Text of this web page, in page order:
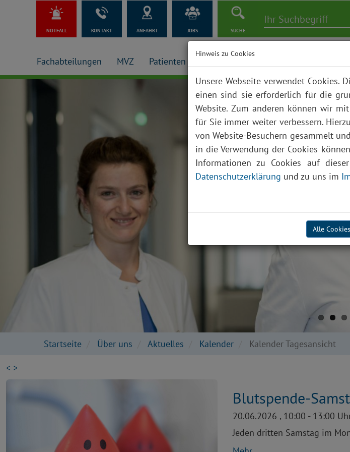
NOTFALL KONTAKT ANFAHRT JOBS SUCHE
Fachabteilungen MVZ Patienten + Besucher
Startseite Über uns Aktuelles Kalender Kalender Tagesansicht
< >
Blutspende-
20.06.2026 , 10:00 - 13:00
Jeden dritten Samstag im
Hinweis zu Cookies
Unsere Webseite verwendet Cookies.
einen sind sie erforderlich für die
Website. Zum anderen können wir
für Sie immer weiter verbessern.
von Website-Besuchern gesammelt
in die Verwendung der Cookies
Informationen zu Cookies auf
Datenschutzerklärung und zu uns im
Alle